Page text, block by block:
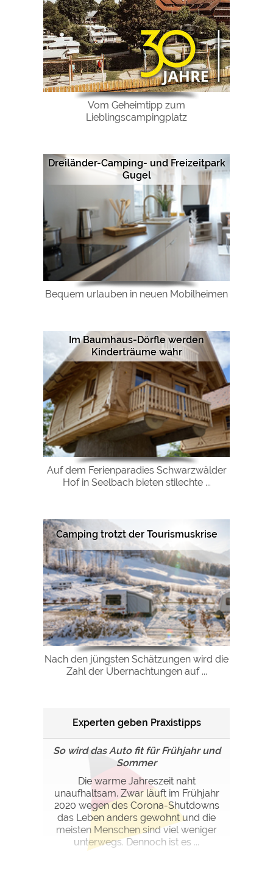
Vom Geheimtipp zum
Lieblingscampingplatz
Dreiländer-Camping- und Freizeitpark
Gugel
Bequem urlauben in neuen Mobilheimen
Im Baumhaus-Dörfle werden
Kinderträume wahr
Auf dem Ferienparadies Schwarzwälder
Hof in Seelbach bieten stilechte ...
Camping trotzt der Tourismuskrise
Nach den jüngsten Schätzungen wird die
Zahl der Übernachtungen auf ...
Experten geben Praxistipps
So wird das Auto fit für Frühjahr und
Sommer
Die warme Jahreszeit naht
unaufhaltsam. Zwar läuft im Frühjahr
2020 wegen des Corona-Shutdowns
das Leben anders gewohnt und die
meisten Menschen sind viel weniger
unterwegs. Dennoch ist es ...